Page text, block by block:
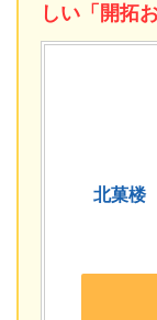
しい「開拓
北菓楼